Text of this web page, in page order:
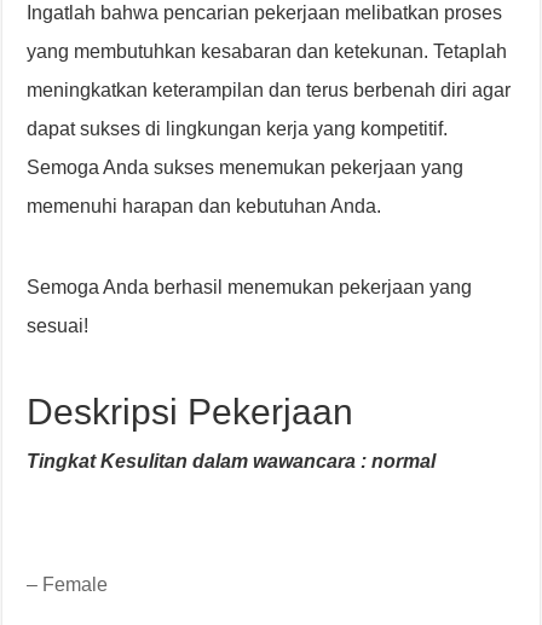
Ingatlah bahwa pencarian pekerjaan melibatkan proses
yang membutuhkan kesabaran dan ketekunan. Tetaplah
meningkatkan keterampilan dan terus berbenah diri agar
dapat sukses di lingkungan kerja yang kompetitif.
Semoga Anda sukses menemukan pekerjaan yang
memenuhi harapan dan kebutuhan Anda.
Semoga Anda berhasil menemukan pekerjaan yang
sesuai!
Deskripsi Pekerjaan
Tingkat Kesulitan dalam wawancara : normal
– Female